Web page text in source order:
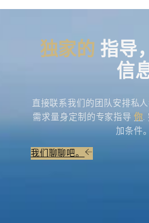
独家的 指导
信
直接联系我们的团队安排私
需求量身定制的专家指导你.
加条件
我们聊聊吧。